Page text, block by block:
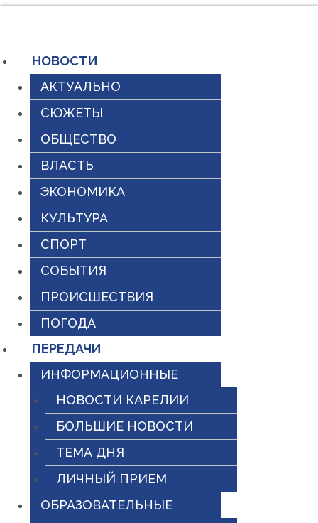
содержимому
НОВОСТИ
АКТУАЛЬНО
СЮЖЕТЫ
ОБЩЕСТВО
ВЛАСТЬ
ЭКОНОМИКА
КУЛЬТУРА
СПОРТ
СОБЫТИЯ
ПРОИСШЕСТВИЯ
ПОГОДА
ПЕРЕДАЧИ
ИНФОРМАЦИОННЫЕ
НОВОСТИ КАРЕЛИИ
БОЛЬШИЕ НОВОСТИ
ТЕМА ДНЯ
ЛИЧНЫЙ ПРИЕМ
ОБРАЗОВАТЕЛЬНЫЕ